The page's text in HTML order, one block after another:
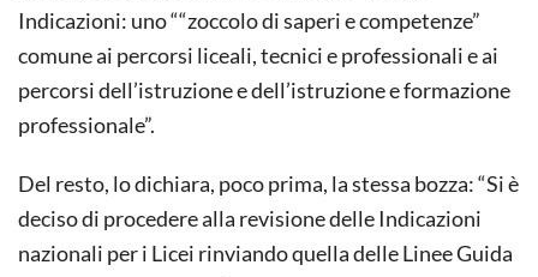
Indicazioni: uno ““zoccolo di saperi e competenze”
comune ai percorsi liceali, tecnici e professionali e ai
percorsi dell’istruzione e dell’istruzione e formazione
professionale”.
Del resto, lo dichiara, poco prima, la stessa bozza: “Si è
deciso di procedere alla revisione delle Indicazioni
nazionali per i Licei rinviando quella delle Linee Guida